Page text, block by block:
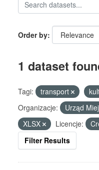
Order by
1 dataset
Tagi: transport
Organizacje:
Urząd
XLSX
Licencje:
Filter Results